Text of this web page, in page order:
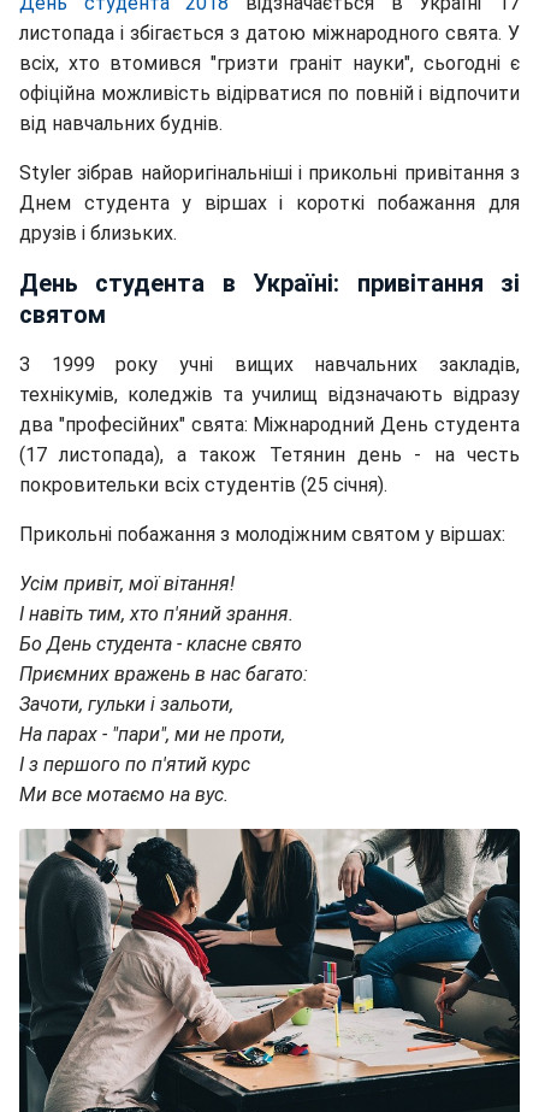
листопада і збігається з датою міжнародного свята. У
всіх, хто втомився "гризти граніт науки", сьогодні є
офіційна можливість відірватися по повній і відпочити
від навчальних буднів.
Styler зібрав найоригінальніші і прикольні привітання з
Днем студента у віршах і короткі побажання для
друзів і близьких.
День студента в Україні: привітання зі
святом
З 1999 року учні вищих навчальних закладів,
технікумів, коледжів та училищ відзначають відразу
два "професійних" свята: Міжнародний День студента
(17 листопада), а також Тетянин день - на честь
покровительки всіх студентів (25 січня).
Прикольні побажання з молодіжним святом у віршах:
Усім привіт, мої вітання!
І навіть тим, хто п'яний зрання.
Бо День студента - класне свято
Приємних вражень в нас багато:
Зачоти, гульки і зальоти,
На парах - "пари", ми не проти,
І з першого по п'ятий курс
Ми все мотаємо на вус.